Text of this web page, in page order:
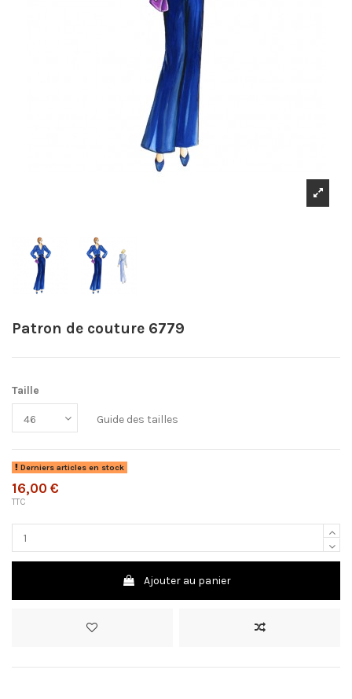
Patron de couture 6779
Taille
Guide des tailles
Derniers articles en stock
16,00 €
TTC
Ajouter au panier